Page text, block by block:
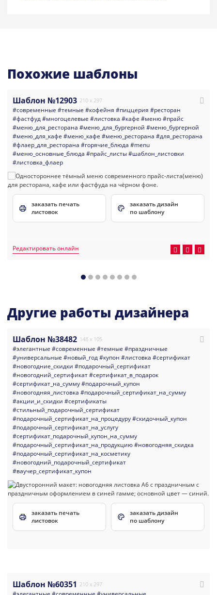
Похожие шаблоны
Шаблон №12903 210 x 297
#современные #темные #кофейня #пиццерия #ресторан
#фастфуд#многоцелевые #листовка #кафе #меню#прайс
#меню_для_ресторана #меню_для_бургерной #меню_бургерной
#меню_для_кафе #меню_кафе #меню_ресторана #для_ресторана
#флаер_для_ресторана #горячие_блюда #menu
#меню_основные_блюда #прайс_листы#шаблон_листовки
#листовка_флаер
заказать печать
листовок
заказать дизайн
по шаблону
Редактировать онлайн
Другие работы дизайнера
Шаблон №38482 148 x 105
#элегантные #современные #темные #праздничные
#универсальные #новый_год#купон #листовка #сертификат
#новогодние_скидки #подарочный_сертификат
#новогодний_сертификат#сертификат_в_подарок
#сертификат_на_сумму#подарочный_купон
#новогодняя_листовка #подарочный_сертификат_на_сумму
#акции_и_скидки #сертификаты
#стильный_подарочный_сертификат
#подарочный_сертификат_на_процедуру#скидочный_купон
#подарочный_сертификат_на_услугу
#сертификат_подарочный_купон_на_сумму
#подарочный_сертификат_на_продукцию#новогодняя_скидка
#подарочный_сертификат_на_косметику
#новогодний_подарочный_сертификат
#ваучер_сертификат_купон
заказать печать
листовок
заказать дизайн
по шаблону
Шаблон №60351 210 x 297